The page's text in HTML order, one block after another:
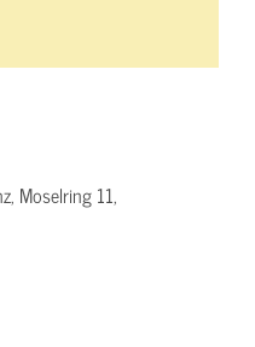
Moselring 11,